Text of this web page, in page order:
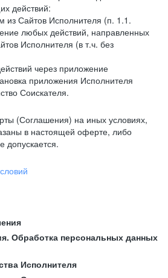
действий:
из Сайтов Исполнителя (п. 1.1.
любых действий, направленных
Исполнителя (в т.ч. без
через приложение
приложения Исполнителя
Соискателя.
(Соглашения) на иных условиях,
в настоящей оферте, либо
допускается.
Обработка персональных данных
Исполнителя